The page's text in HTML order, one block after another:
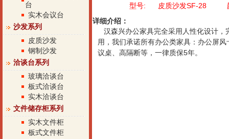
台
实木会议台
沙发系列
皮质沙发
钢制沙发
洽谈台系列
玻璃洽谈台
板式洽谈台
实木洽谈台
文件储存柜系列
实木文件柜
板式文件柜
型号: 皮质沙发SF-28
详细介绍：
汉森兴办公家具完全采用人性化设计，
用，我们承诺所有办公类家具：办公屏
议桌、高隔断等，一律质保5年。